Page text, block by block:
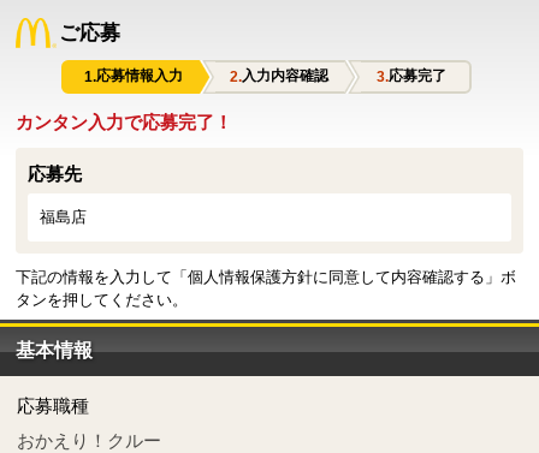
ご応募
応募情報入力 入力内容確認 応募完了
カンタン入力で応募完了！
応募先
福島店
下記の情報を入力して「個人情報保護方針に同意して内容確認する」ボ
タンを押してください。
基本情報
応募職種
おかえり！クルー